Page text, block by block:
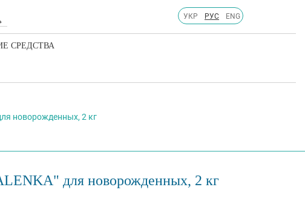
УКР РУС ENG
СРЕДСТВА
новорожденных, 2 кг
для новорожденных, 2 кг